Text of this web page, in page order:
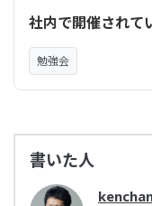
社内で開催されて
勉強会
書いた人